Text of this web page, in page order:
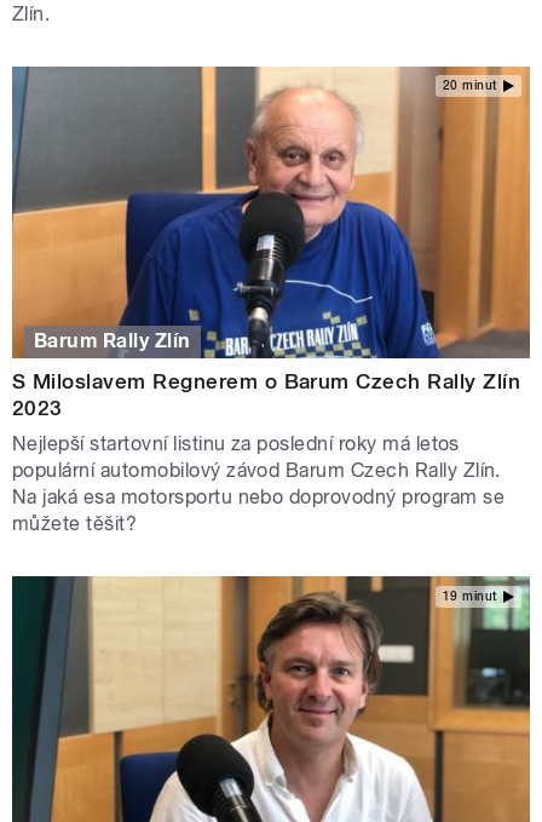
Zlín.
20 minut
Barum Rally Zlín
S Miloslavem Regnerem o Barum Czech Rally Zlín
2023
Nejlepší startovní listinu za poslední roky má letos
populární automobilový závod Barum Czech Rally Zlín.
Na jaká esa motorsportu nebo doprovodný program se
můžete těšit?
19 minut